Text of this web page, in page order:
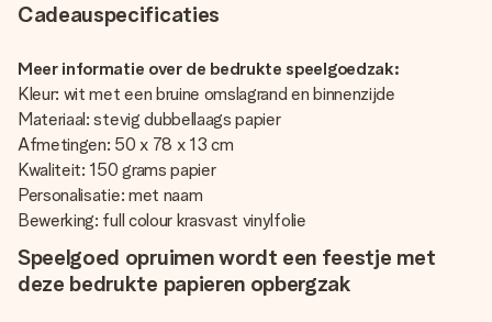
Cadeauspecificaties
Meer informatie over de bedrukte speelgoedzak:
Kleur: wit met een bruine omslagrand en binnenzijde
Materiaal: stevig dubbellaags papier
Afmetingen: 50 x 78 x 13 cm
Kwaliteit: 150 grams papier
Personalisatie: met naam
Bewerking: full colour krasvast vinylfolie
Speelgoed opruimen wordt een feestje met
deze bedrukte papieren opbergzak